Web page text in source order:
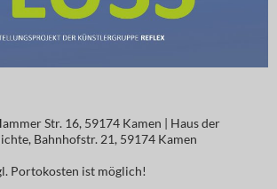
Str. 16, 59174 Kamen | Haus der
Bahnhofstr. 21, 59174 Kamen
Portokosten ist möglich!